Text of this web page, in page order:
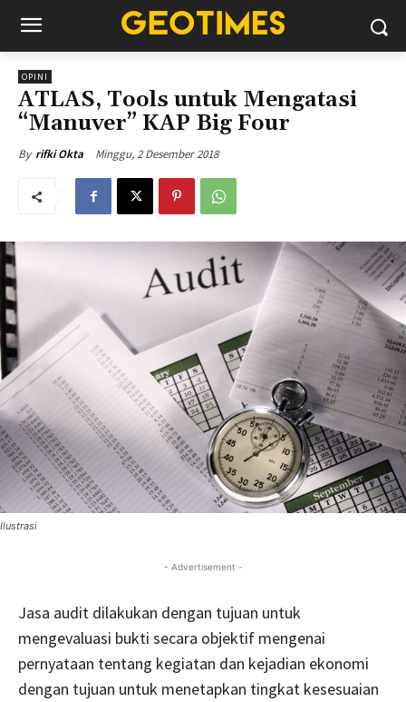
OPINI
ATLAS, Tools untuk Mengatasi
“Manuver” KAP Big Four
By rifki Okta Minggu, 2 Desember 2018
Ilustrasi
- Advertisement -
Jasa audit dilakukan dengan tujuan untuk
mengevaluasi bukti secara objektif mengenai
pernyataan tentang kegiatan dan kejadian ekonomi
dengan tujuan untuk menetapkan tingkat kesesuaian